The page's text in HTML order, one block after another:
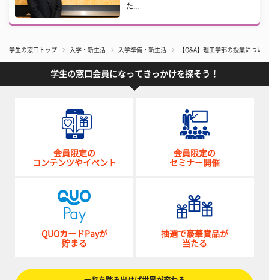
た...
学生の窓口トップ 入学・新生活 入学準備・新生活 【Q&A】理工学部の授業につい
学生の窓口会員になってきっかけを探そう！
会員限定の
コンテンツやイベント
会員限定の
セミナー開催
QUOカードPayが
貯まる
抽選で豪華賞品が
当たる